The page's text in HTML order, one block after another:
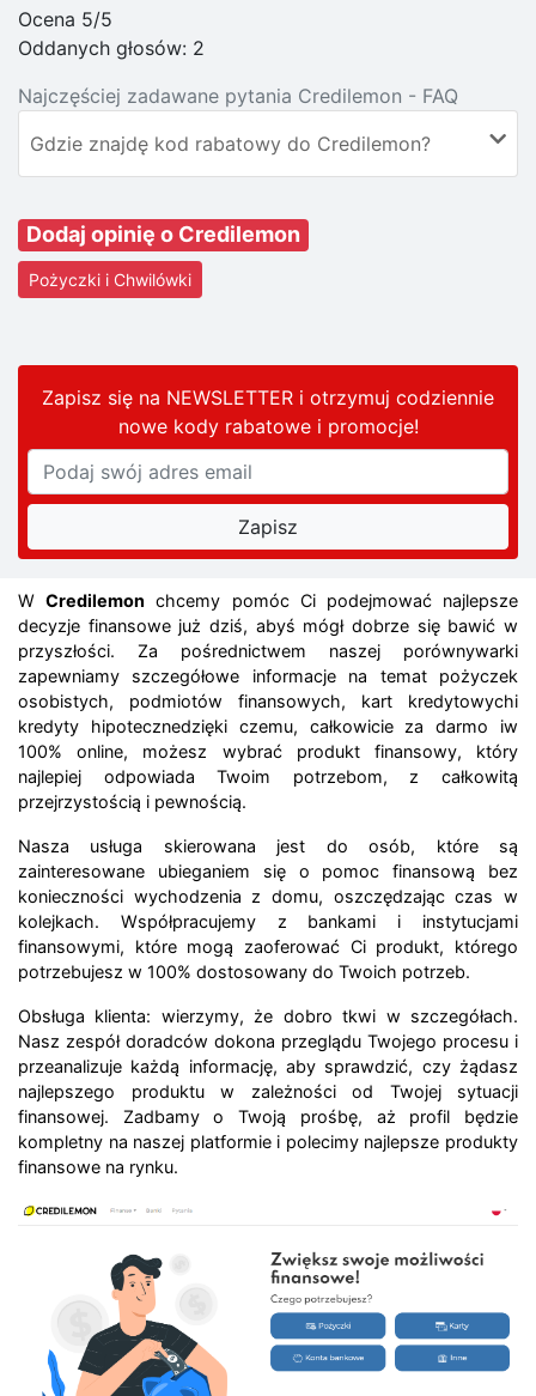
Ocena 5/5
Oddanych głosów: 2
Najczęściej zadawane pytania Credilemon - FAQ
Gdzie znajdę kod rabatowy do Credilemon?
Dodaj opinię o Credilemon
Pożyczki i Chwilówki
Zapisz się na NEWSLETTER i otrzymuj codziennie
nowe kody rabatowei promocje!
WCredilemon chcemy pomóc Ci podejmować najlepsze
decyzje finansowe już dziś, abyś mógł dobrze się bawić w
przyszłości. Za pośrednictwem naszej porównywarki
zapewniamy szczegółowe informacje na temat pożyczek
osobistych, podmiotów finansowych, kart kredytowychi
kredyty hipotecznedzięki czemu, całkowicie za darmo iw
100% online, możesz wybrać produkt finansowy, który
najlepiej odpowiada Twoim potrzebom, z całkowitą
przejrzystością i pewnością.
Nasza usługa skierowana jest do osób, które są
zainteresowane ubieganiem się o pomoc finansową bez
konieczności wychodzenia z domu, oszczędzając czas w
kolejkach. Współpracujemy z bankami i instytucjami
finansowymi, które mogą zaoferować Ci produkt, którego
potrzebujesz w 100% dostosowany do Twoich potrzeb.
Obsługa klienta: wierzymy, że dobro tkwi w szczegółach.
Nasz zespół doradców dokona przeglądu Twojego procesu i
przeanalizuje każdą informację, aby sprawdzić, czy żądasz
najlepszego produktu w zależności od Twojej sytuacji
finansowej. Zadbamy o Twoją prośbę, aż profil będzie
kompletny na naszej platformie i polecimy najlepsze produkty
finansowe na rynku.